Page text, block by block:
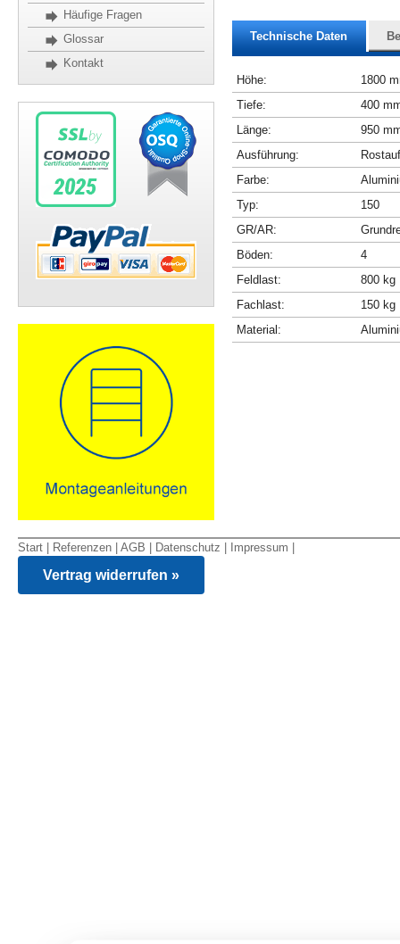
Häufige Fragen
Glossar
Kontakt
Technische Daten
Höhe:
1800
Tiefe:
400
Länge:
950
Ausführung:
Farbe:
Typ:
150
GR/AR:
Böden:
4
Feldlast:
800 kg
Fachlast:
150 kg
Material:
Start Referenzen AGB Datenschutz Impressum
Vertrag widerrufen »